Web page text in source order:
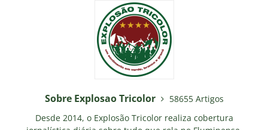
Sobre Explosao Tricolor
58655 Artigos
Desde 2014, o Explosão Tricolor realiza cobertura